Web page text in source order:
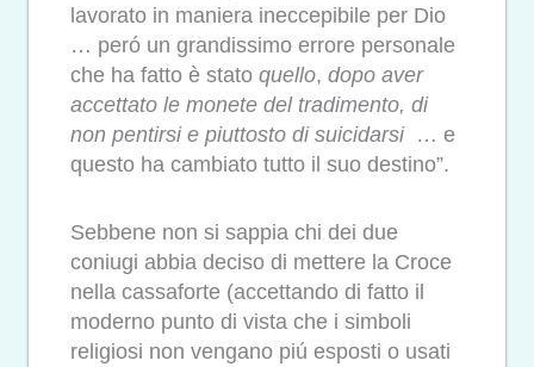
lavorato in maniera ineccepibile per Dio
… peró un grandissimo errore personale
che ha fatto è stato quello, dopo aver
accettato le monete del tradimento, di
non pentirsi e piuttosto di suicidarsi… e
questo ha cambiato tutto il suo destino”.
Sebbene non si sappia chi dei due
coniugi abbia deciso di mettere la Croce
nella cassaforte (accettando di fatto il
moderno punto di vista che i simboli
religiosi non vengano piú esposti o usati